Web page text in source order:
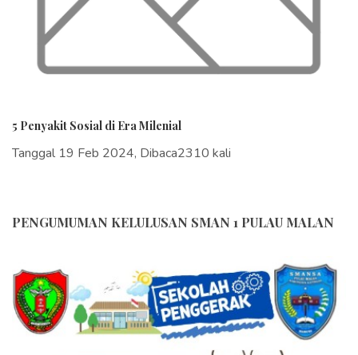
PENGUMUMAN KELULUSAN SMAN 1 PULAU MALAN
5 Penyakit Sosial di Era Milenial
Tanggal 19 Feb 2024, Dibaca2310 kali